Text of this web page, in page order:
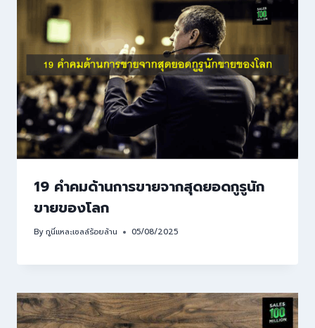
19 คำคมด้านการขายจากสุดยอดกูรูนัก
ขายของโลก
Byกูนี่แหละเซลล์ร้อยล้าน 05/08/2025